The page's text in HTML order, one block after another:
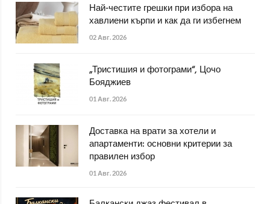
Най-честите грешки при избора на
хавлиени кърпи и как да ги избегнем
02 Авг. 2026
„Тристишия и фотограми“, Цочо
Бояджиев
01 Авг. 2026
Доставка на врати за хотели и
апартаменти: основни критерии за
правилен избор
01 Авг. 2026